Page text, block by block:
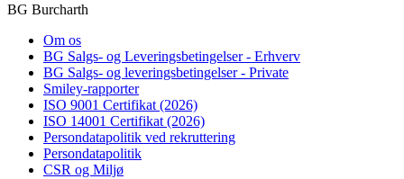
BG Burcharth
Om os
BG Salgs- og Leveringsbetingelser - Erhverv
BG Salgs- og leveringsbetingelser - Private
Smiley-rapporter
ISO 9001 Certifikat (2026)
ISO 14001 Certifikat (2026)
Persondatapolitik ved rekruttering
Persondatapolitik
CSR og Miljø